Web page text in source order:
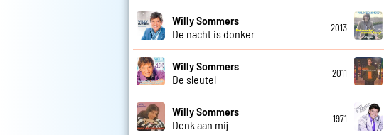
Willy Sommers
De nacht is donker
2013
Willy Sommers
De sleutel
2011
Willy Sommers
Denk aan mij
1971